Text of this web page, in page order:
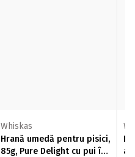
Whiskas
Hrană umedă pentru pisici,
85g, Pure Delight cu pui în